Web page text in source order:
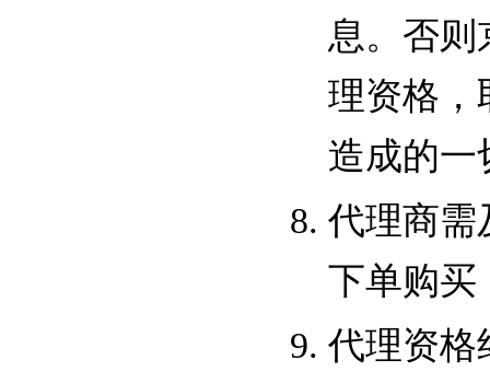
息。否则
理资格，
造成的一
代理商需
下单购买
代理资格